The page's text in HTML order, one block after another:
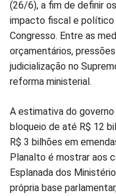
(26/6), a fim de definir
impacto fiscal e político
Congresso. Entre as
orçamentários,
judicialização no
reforma ministerial.
A estimativa do
bloqueio de até R$ 12
R$ 3 bilhões em
Planalto é mostrar aos
Esplanada dos
própria base